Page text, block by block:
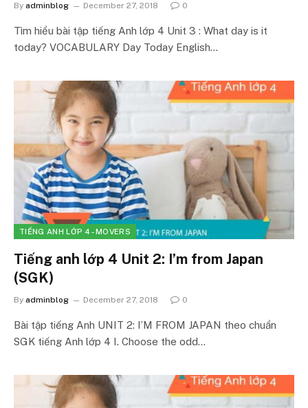
By adminblog December 27, 2018 0
Tìm hiểu bài tập tiếng Anh lớp 4 Unit 3 : What day is it
today? VOCABULARY Day Today English…
TIẾNG ANH LỚP 4 - MOVERS
Tiếng anh lớp 4 Unit 2: I’m from Japan
(SGK)
By adminblog December 27, 2018 0
Bài tập tiếng Anh UNIT 2: I’M FROM JAPAN theo chuẩn
SGK tiếng Anh lớp 4 I. Choose the odd…